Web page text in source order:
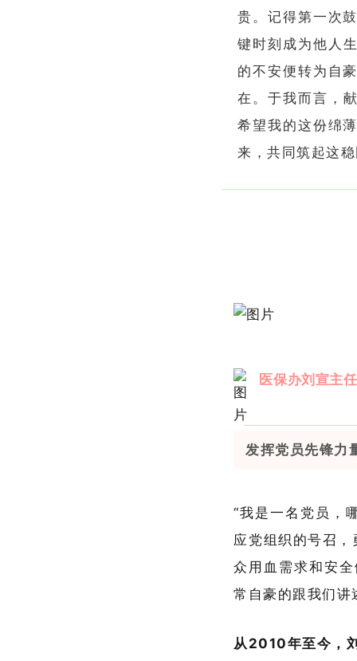
贵。记得第一次
键时刻成为他人
的不安便转为自
在。于我而言，
希望我的这份绵
来，共同筑起这
医保办刘宣主任
发挥党员先锋力
“我是一名党员，
应党组织的号召
众用血需求和安
常自豪的跟我们
从2010年至今，